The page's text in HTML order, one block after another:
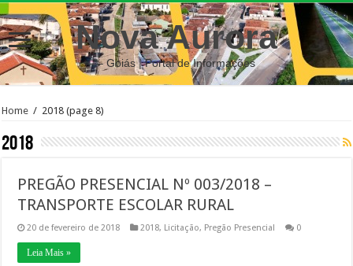
Nova Aurora
– Goiás | Portal de Informações
Home / 2018 (page 8)
2018
PREGÃO PRESENCIAL Nº 003/2018 –
TRANSPORTE ESCOLAR RURAL
20 de fevereiro de 2018 2018, Licitação, Pregão Presencial 0
Leia Mais »